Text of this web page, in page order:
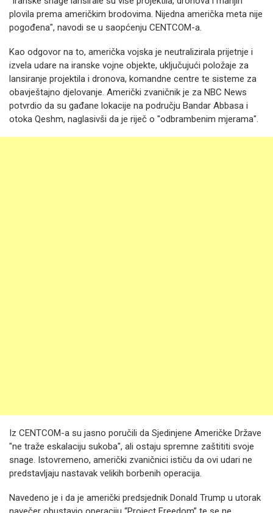
plovila prema američkim brodovima. Nijedna američka meta nije
pogođena", navodi se u saopćenju CENTCOM-a.
Kao odgovor na to, američka vojska je neutralizirala prijetnje i
izvela udare na iranske vojne objekte, uključujući položaje za
lansiranje projektila i dronova, komandne centre te sisteme za
obavještajno djelovanje. Američki zvaničnik je za NBC News
potvrdio da su gađane lokacije na području Bandar Abbasa i
otoka Qeshm, naglasivši da je riječ o "odbrambenim mjerama".
Iz CENTCOM-a su jasno poručili da Sjedinjene Američke Države
"ne traže eskalaciju sukoba", ali ostaju spremne zaštititi svoje
snage. Istovremeno, američki zvaničnici ističu da ovi udari ne
predstavljaju nastavak velikih borbenih operacija.
Navedeno je i da je američki predsjednik Donald Trump u utorak